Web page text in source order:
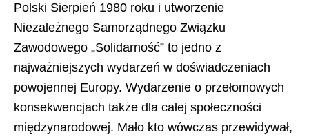
Polski Sierpień 1980 roku i utworzenie
Niezależnego Samorządnego Związku
Zawodowego „Solidarność” to jedno z
najważniejszych wydarzeń w doświadczeniach
powojennej Europy. Wydarzenie o przełomowych
konsekwencjach także dla całej społeczności
międzynarodowej. Mało kto wówczas przewidywał,